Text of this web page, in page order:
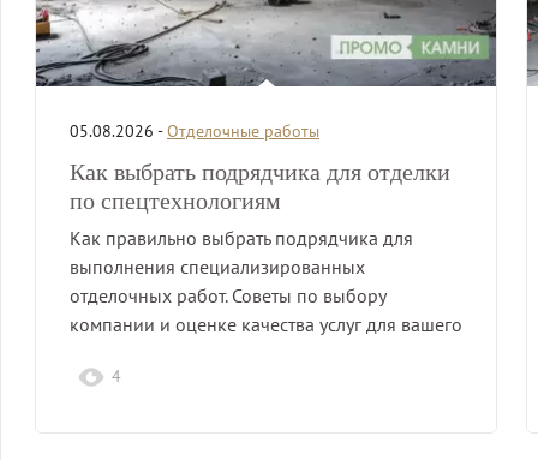
05.08.2026 -Отделочные работы
Как выбрать подрядчика для отделки
по спецтехнологиям
Как правильно выбрать подрядчика для
выполнения специализированных
отделочных работ. Советы по выбору
компании и оценке качества услуг для вашего
4